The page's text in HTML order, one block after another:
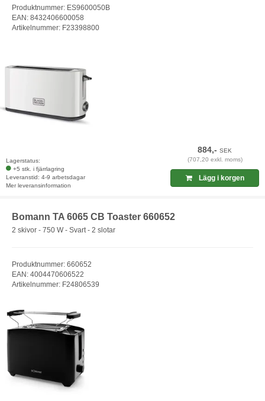
Produktnummer: ES9600050B
EAN: 8432406600058
Artikelnummer: F23398800
Lagerstatus:
+5 stk. i fjärrlagring
Leveranstid: 4-9 arbetsdagar
Mer leveransinformation
884,-SEK
(707,20 exkl. moms)
Lägg i korgen
Bomann TA 6065 CB Toaster 660652
2 skivor - 750 W - Svart - 2 slotar
Produktnummer: 660652
EAN: 4004470606522
Artikelnummer: F24806539